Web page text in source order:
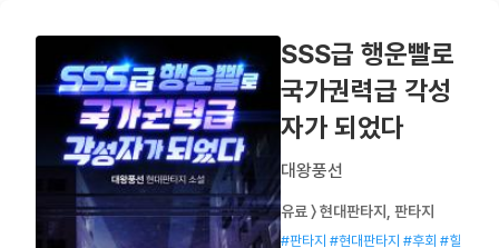
SSS급 행운빨로
국가권력급 각성
자가 되었다
대왕풍선
유료 〉 현대판타지, 판타지
#판타지 #현대판타지 #후회 #힐